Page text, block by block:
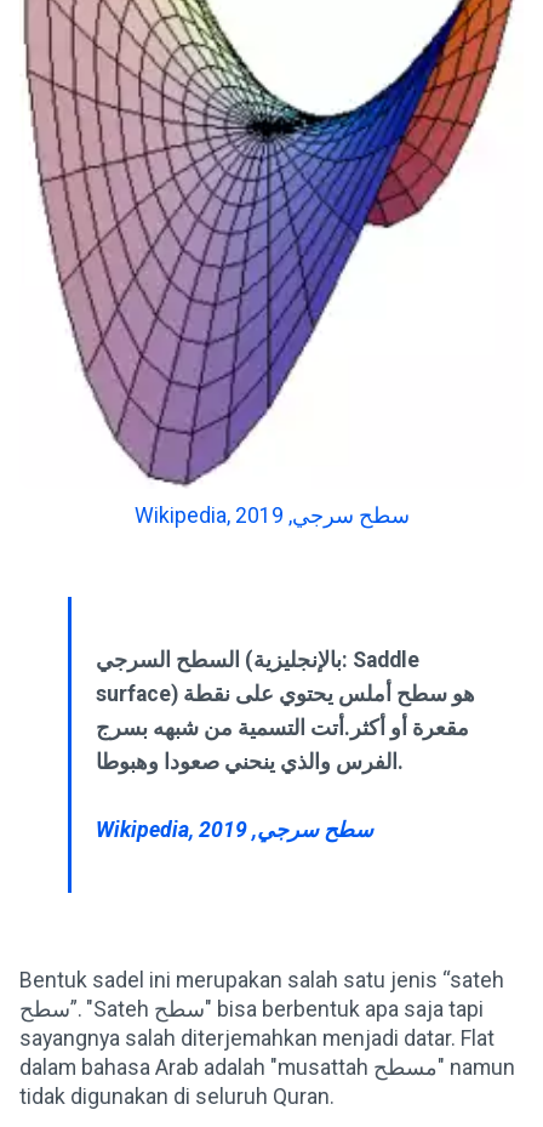
Wikipedia, سطح سرجي, 2019
السطح السرجي (بالإنجليزية: Saddle
surface) هو سطح أملس يحتوي على نقطة
مقعرة أو أكثر.أتت التسمية من شبهه بسرج
الفرس والذي ينحني صعودا وهبوطا.
Wikipedia, سطح سرجي, 2019
Bentuk sadel ini merupakan salah satu jenis “sateh
سطح”. "Sateh سطح" bisa berbentuk apa saja tapi
sayangnya salah diterjemahkan menjadi datar. Flat
dalam bahasa Arab adalah "musattah مسطح" namun
tidak digunakan di seluruh Quran.